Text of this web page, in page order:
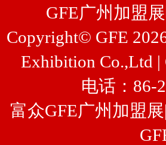
GFE广州加盟
Copyright© GFE
Exhibition Co.,Ltd |
电话：86-
富众GFE广州加盟展|